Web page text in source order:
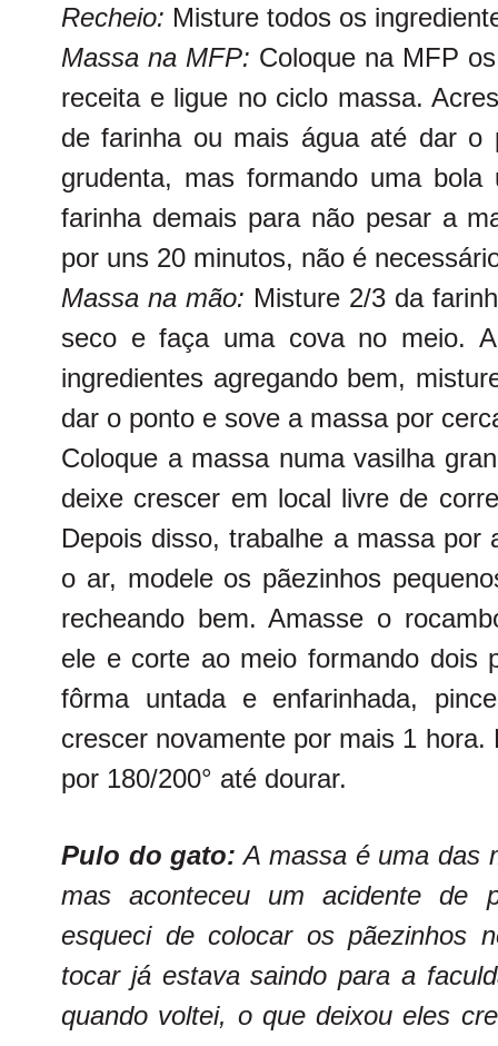
Recheio: Misture todos os
Massa na MFP: Coloque na MFP
receita e ligue no ciclo massa.
de farinha ou mais água até dar o
grudenta, mas formando uma bola
farinha demais para não pesar a
por uns 20 minutos, não é
Massa na mão: Misture 2/3 da
seco e faça uma cova no meio.
ingredientes agregando bem,
dar o ponto e sove a massa por
Coloque a massa numa vasilha
deixe crescer em local livre de
Depois disso, trabalhe a massa por
o ar, modele os pãezinhos
recheando bem. Amasse o
ele e corte ao meio formando dois
fôrma untada e enfarinhada,
crescer novamente por mais 1 hora.
por 180/200° até dourar.
Pulo do gato: A massa é uma das
mas aconteceu um acidente de
esqueci de colocar os pãezinhos
tocar já estava saindo para a
quando voltei, o que deixou eles